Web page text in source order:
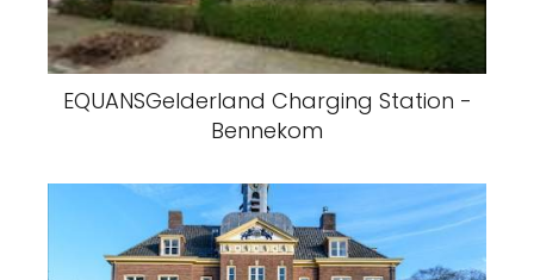
EQUANSGelderland Charging Station -
Bennekom